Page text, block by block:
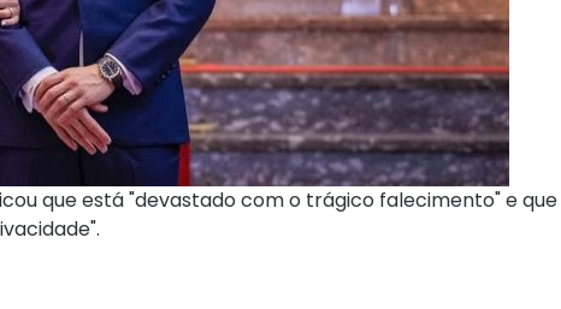
que está "devastado com o trágico falecimento" e